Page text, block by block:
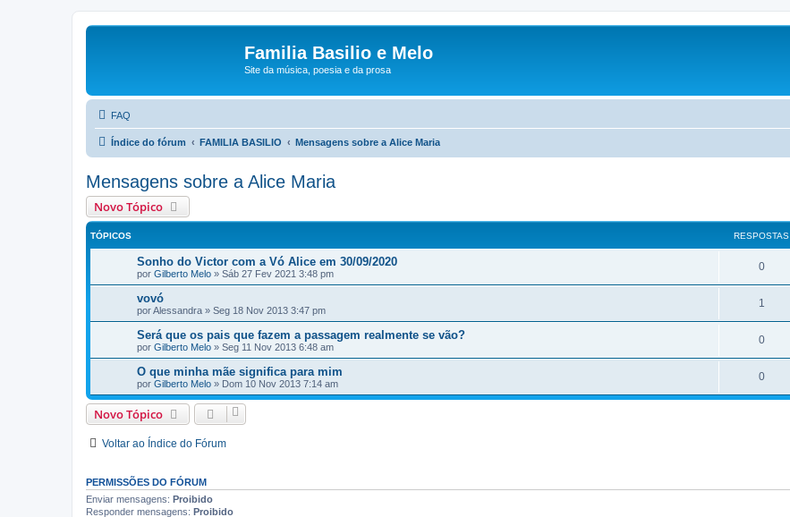
Familia Basilio e Melo
Site da música, poesia e da prosa
FAQ
Índice do fórum FAMILIA BASILIO Mensagens sobre a Alice Maria
Mensagens sobre a Alice Maria
Novo Tópico
TÓPICOS RESPOSTAS
Sonho do Victor com a Vó Alice em 30/09/2020
por Gilberto Melo » Sáb 27 Fev 2021 3:48 pm
0
vovó
porAlessandra » Seg 18 Nov 2013 3:47 pm
1
Será que os pais que fazem a passagem realmente se vão?
por Gilberto Melo » Seg 11 Nov 2013 6:48 am
0
O que minha mãe significa para mim
por Gilberto Melo » Dom 10 Nov 2013 7:14 am
0
Novo Tópico
Voltar ao Índice do Fórum
PERMISSÕES DO FÓRUM
Enviar mensagens: Proibido
Responder mensagens: Proibido